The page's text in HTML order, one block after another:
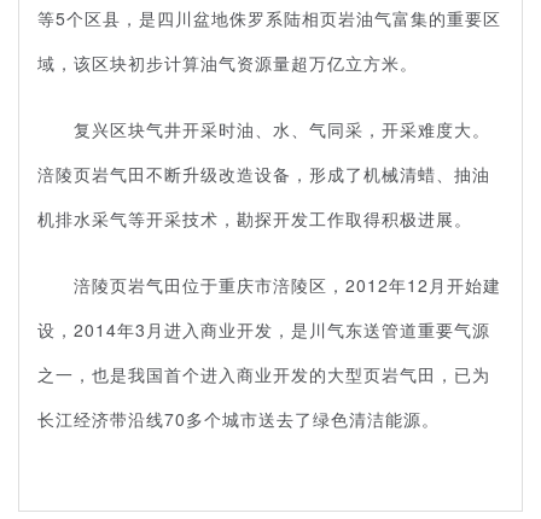
等5个区县，是四川盆地侏罗系陆相页岩油气富集的重要区
域，该区块初步计算油气资源量超万亿立方米。
复兴区块气井开采时油、水、气同采，开采难度大。
涪陵页岩气田不断升级改造设备，形成了机械清蜡、抽油
机排水采气等开采技术，勘探开发工作取得积极进展。
涪陵页岩气田位于重庆市涪陵区， 2012年12 月开始建
设， 2014年3 月进入商业开发，是川气东送管道重要气源
之一，也是我国首个进入商业开发的大型页岩气田，已为
长江经济带沿线70多个城市送去了绿色清洁能源。